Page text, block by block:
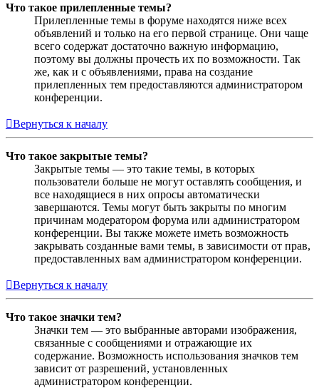
Что такое прилепленные темы?
Прилепленные темы в форуме находятся ниже всех
объявлений и только на его первой странице. Они чаще
всего содержат достаточно важную информацию,
поэтому вы должны прочесть их по возможности. Так
же, как и с объявлениями, права на создание
прилепленных тем предоставляются администратором
конференции.
Вернуться к началу
Что такое закрытые темы?
Закрытые темы — это такие темы, в которых
пользователи больше не могут оставлять сообщения, и
все находящиеся в них опросы автоматически
завершаются. Темы могут быть закрыты по многим
причинам модератором форума или администратором
конференции. Вы также можете иметь возможность
закрывать созданные вами темы, в зависимости от прав,
предоставленных вам администратором конференции.
Вернуться к началу
Что такое значки тем?
Значки тем — это выбранные авторами изображения,
связанные с сообщениями и отражающие их
содержание. Возможность использования значков тем
зависит от разрешений, установленных
администратором конференции.